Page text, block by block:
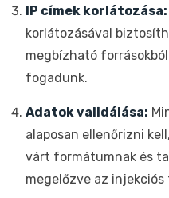
IP címek korlátozása:
korlátozásával
megbízható
fogadunk.
Adatok validálása:
alaposan ellenőrizni
várt formátumnak és
megelőzve az injekciós